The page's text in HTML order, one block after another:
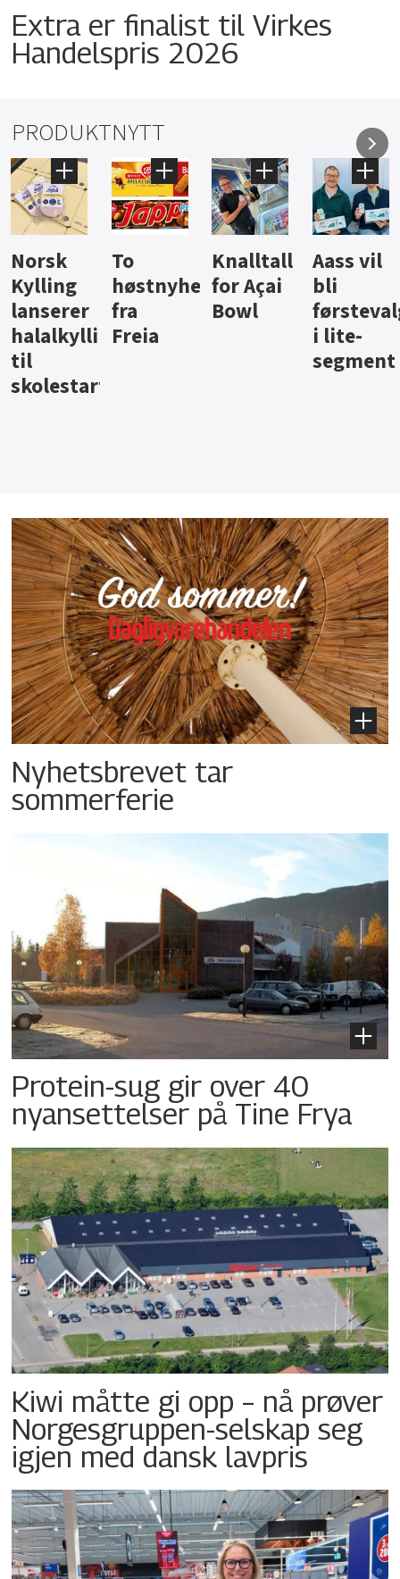
Extra er finalist til Virkes
Handelspris 2026
PRODUKTNYTT
Knalltall
for Açai
Bowl
Aass vil
bli
førstevalg
i lite-
Brus og
jus fra
Berentsen
Hard
iste fra
Hansa
Nyhetsbrevet tar
sommerferie
Protein-sug gir over 40
nyansettelser på Tine Frya
Kiwi måtte gi opp – nå prøver
Norgesgruppen-selskap seg
igjen med dansk lavpris